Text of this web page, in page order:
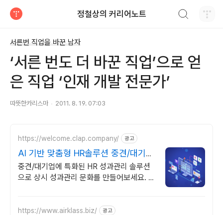
정철상의 커리어노트
서른번 직업을 바꾼 남자
‘서른 번도 더 바꾼 직업’으로 얻
은 직업 ‘인재 개발 전문가’
따뜻한카리스마 2011. 8. 19. 07:03
https://welcome.clap.company/ 광고
AI 기반 맞춤형 HR솔루션 중견/대기업
맞춤 HR솔루션
중견/대기업에 특화된 HR 성과관리 솔루션
으로 상시 성과관리 문화를 만들어보세요. 커
https://www.airklass.biz/ 광고